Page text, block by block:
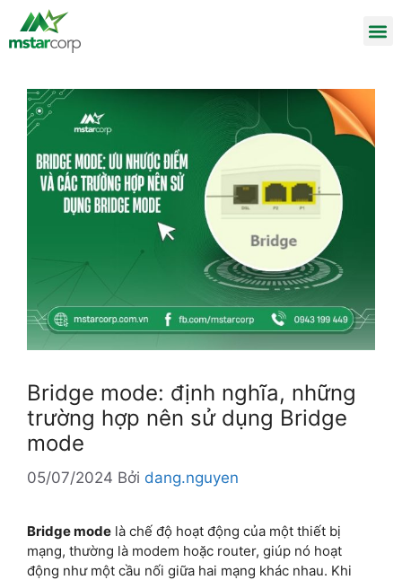
Bridge mode: định nghĩa, những
trường hợp nên sử dụng Bridge
mode
05/07/2024 Bởi dang.nguyen
Bridge mode là chế độ hoạt động của một thiết bị
mạng, thường là modem hoặc router, giúp nó hoạt
động như một cầu nối giữa hai mạng khác nhau. Khi